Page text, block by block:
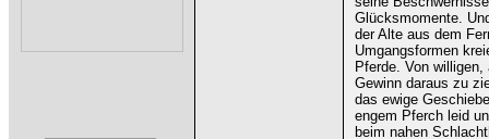
Glücksmomente.
der Alte aus dem
Umgangsformen
Pferde. Von
Gewinn daraus zu
das ewige
engem Pferch leid
beim nahen